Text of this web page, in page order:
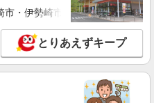
・伊勢崎市・太田市・館林市
とりあえずキープ